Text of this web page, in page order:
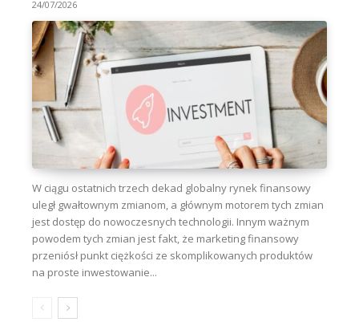
24/07/2026
W ciągu ostatnich trzech dekad globalny rynek finansowy
uległ gwałtownym zmianom, a głównym motorem tych zmian
jest dostęp do nowoczesnych technologii. Innym ważnym
powodem tych zmian jest fakt, że marketing finansowy
przeniósł punkt ciężkości ze skomplikowanych produktów
na proste inwestowanie...